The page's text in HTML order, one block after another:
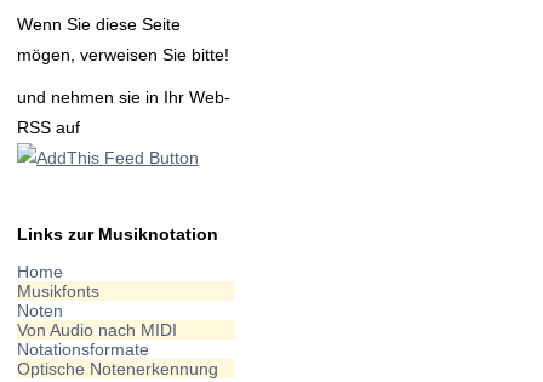
Wenn Sie diese Seite
mögen, verweisen Sie bitte!
und nehmen sie in Ihr Web-
RSS auf
Links zur Musiknotation
Home
Musikfonts
Noten
Von Audio nach MIDI
Notationsformate
Optische Notenerkennung